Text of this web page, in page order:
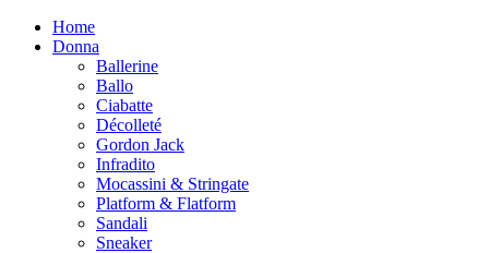
Home
Donna
Ballerine
Ballo
Ciabatte
Décolleté
Gordon Jack
Infradito
Mocassini & Stringate
Platform & Flatform
Sandali
Sneaker